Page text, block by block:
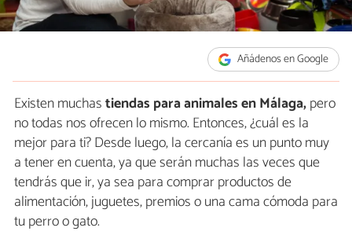
Añádenos en Google
Existen muchastiendas para animales en Málaga,pero
no todas nos ofrecen lo mismo. Entonces, ¿cuál es la
mejor para ti? Desde luego, la cercanía es un punto muy
a tener en cuenta, ya que serán muchas las veces que
tendrás que ir, ya sea para comprar productos de
alimentación, juguetes, premios o una cama cómoda para
tu perro o gato.